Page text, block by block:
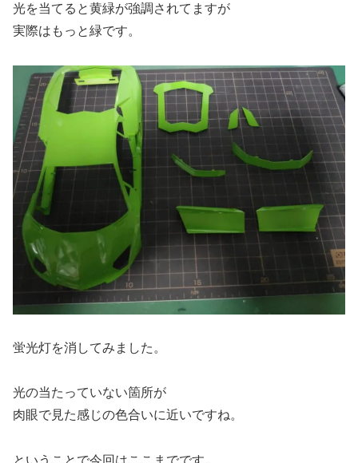
光を当てると黄緑が強調されてますが
実際はもっと緑です。
蛍光灯を消してみました。
光の当たっていない箇所が
肉眼で見た感じの色合いに近いですね。